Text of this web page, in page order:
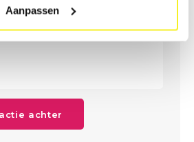
Aanpassen
achter